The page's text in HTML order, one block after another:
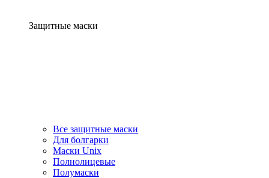
Защитные маски
Все защитные маски
Для болгарки
Маски Unix
Полнолицевые
Полумаски